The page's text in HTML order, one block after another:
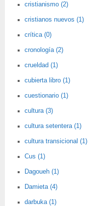
cristianismo (2)
cristianos nuevos (1)
crítica (0)
cronología (2)
crueldad (1)
cubierta libro (1)
cuestionario (1)
cultura (3)
cultura setentera (1)
cultura transicional (1)
Cus (1)
Dagoueh (1)
Damieta (4)
darbuka (1)